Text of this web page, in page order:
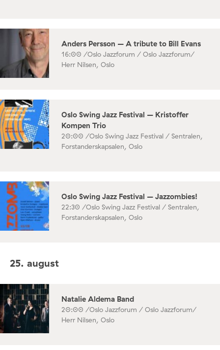
Anders Persson – A tribute to Bill Evans
16:00 /Oslo Jazzforum / Oslo Jazzforum/
Herr Nilsen, Oslo
Oslo Swing Jazz Festival – Kristoffer
Kompen Trio
20:00 /Oslo Swing Jazz Festival / Sentralen,
Forstanderskapsalen, Oslo
Oslo Swing Jazz Festival – Jazzombies!
22:30 /Oslo Swing Jazz Festival / Sentralen,
Forstanderskapsalen, Oslo
25. august
Natalie Aldema Band
20:00 /Oslo Jazzforum / Oslo Jazzforum/
Herr Nilsen, Oslo